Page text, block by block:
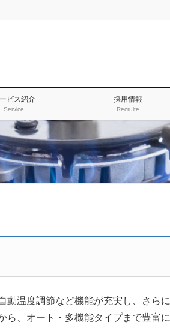
ビス紹介
Service
採用情報
Recruite
動温度調節など機能が充実し、さらに
ら、オート・多機能タイプまで豊富に